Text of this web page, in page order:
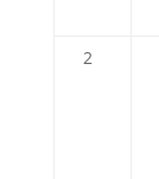
2